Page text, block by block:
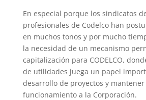
En especial porque los sindicatos
profesionales de Codelco han
en muchos tonos y por mucho
la necesidad de un mecanismo
capitalización para CODELCO,
de utilidades juega un papel
desarrollo de proyectos y mantener
funcionamiento a la Corporación.